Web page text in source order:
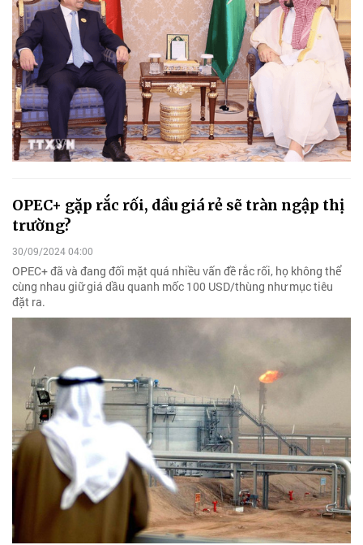
OPEC+ gặp rắc rối, dầu giá rẻ sẽ tràn ngập thị
trường?
30/09/2024 04:00
OPEC+ đã và đang đối mặt quá nhiều vấn đề rắc rối, họ không thể
cùng nhau giữ giá dầu quanh mốc 100 USD/thùng như mục tiêu
đặt ra.